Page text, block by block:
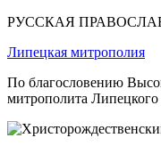
РУССКАЯ
Липецкая митрополия
По благословению
митрополита